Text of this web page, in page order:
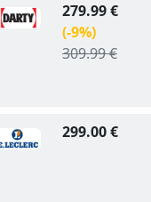
279.99 €
(-9%)
309.99 €
299.00 €